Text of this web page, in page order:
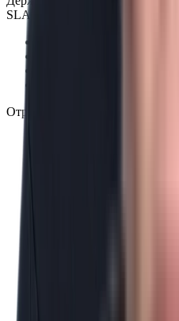
SLA и развитие
Отрасли